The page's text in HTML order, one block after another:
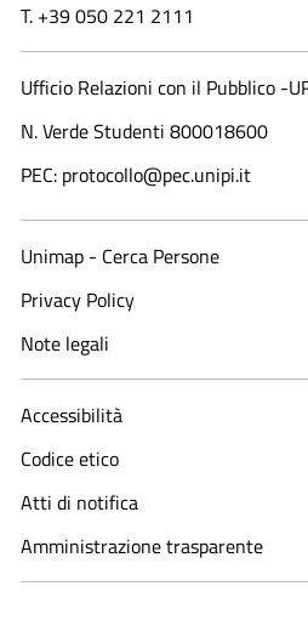
T. +39 050 221 2111
Ufficio Relazioni con il Pubblico -
N. Verde Studenti 800018600​
PEC: protocollo@pec.unipi.it
Unimap - Cerca Persone
Privacy Policy
Note legali
Accessibilità
Codice etico
Atti di notifica
Amministrazione trasparente